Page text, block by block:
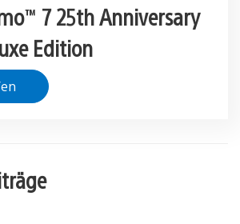
7 25th Anniversary
Edition